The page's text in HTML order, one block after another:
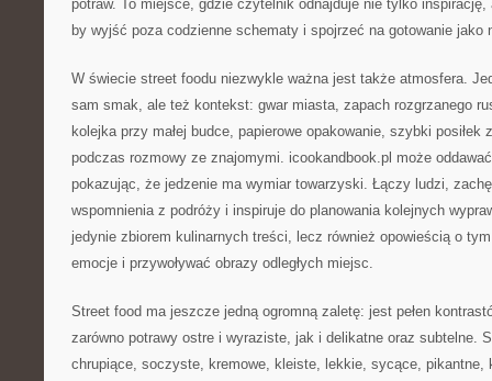
potraw. To miejsce, gdzie czytelnik odnajduje nie tylko
by wyjść poza codzienne schematy i spojrzeć na gotowanie jako
W świecie street foodu niezwykle ważna jest także atmosfera.
sam smak, ale też kontekst: gwar miasta, zapach rozgrzanego
kolejka przy małej budce, papierowe opakowanie, szybki posiłek
podczas rozmowy ze znajomymi. icookandbook.pl może
pokazując, że jedzenie ma wymiar towarzyski. Łączy ludzi,
wspomnienia z podróży i inspiruje do planowania kolejnych
jedynie zbiorem kulinarnych treści, lecz również opowieścią o
emocje i przywoływać obrazy odległych miejsc.
Street food ma jeszcze jedną ogromną zaletę: jest pełen
zarówno potrawy ostre i wyraziste, jak i delikatne oraz subtelne.
chrupiące, soczyste, kremowe, kleiste, lekkie, sycące, pikantne,